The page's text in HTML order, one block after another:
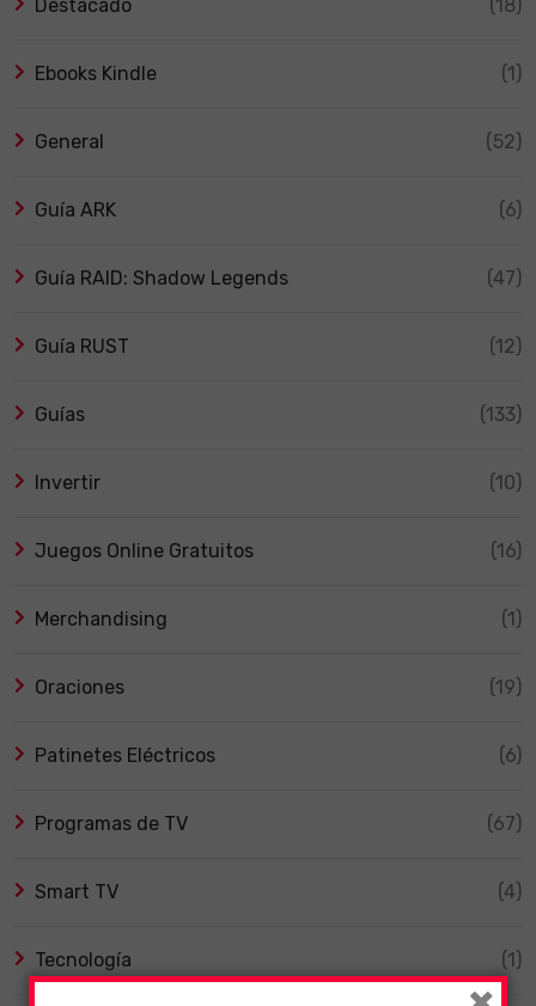
Destacado (18)
Ebooks Kindle (1)
General (52)
Guía ARK (6)
Guía RAID: Shadow Legends (47)
Guía RUST (12)
Guías (133)
Invertir (10)
Juegos Online Gratuitos (16)
Merchandising (1)
Oraciones (19)
Patinetes Eléctricos (6)
Programas de TV (67)
Smart TV (4)
Tecnología (1)